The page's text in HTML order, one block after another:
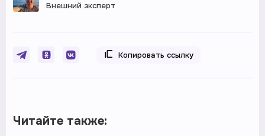
Внешний эксперт
Копировать ссылку
Читайте также: